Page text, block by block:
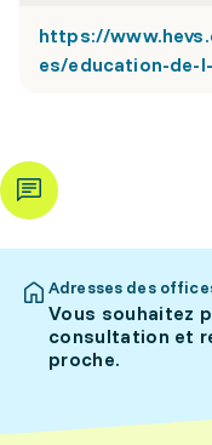
https://
es/education-de-
Adresses des
Vous souhaitez
consultation et
proche.